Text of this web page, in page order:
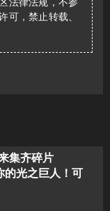
可，禁止转载、
集齐碎片
光之巨人！可